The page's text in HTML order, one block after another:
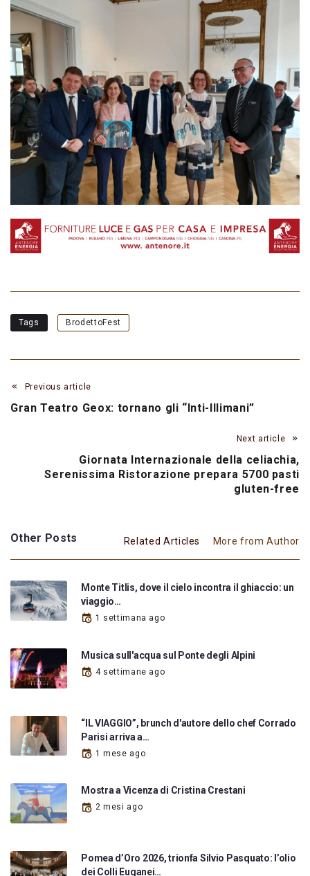
Tags BrodettoFest
Previous article
Gran Teatro Geox: tornano gli “Inti-Illimani”
Next article
Giornata Internazionale della celiachia,
Serenissima Ristorazione prepara 5700 pasti
gluten-free
Other Posts Related Articles More from Author
Monte Titlis, dove il cielo incontra il ghiaccio: un
viaggio…
1 settimana ago
Musica sull'acqua sul Ponte degli Alpini
4 settimane ago
“IL VIAGGIO”, brunch d'autore dello chef Corrado
Parisi arriva a…
1 mese ago
Mostra a Vicenza di Cristina Crestani
2 mesi ago
Pomea d’Oro 2026, trionfa Silvio Pasquato: l’olio
dei Colli Euganei…